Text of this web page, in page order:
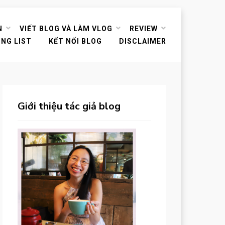
VIẾT BLOG VÀ LÀM VLOG
REVIEW
LIST
KẾT NỐI BLOG DISCLAIMER
Giới thiệu tác giả blog